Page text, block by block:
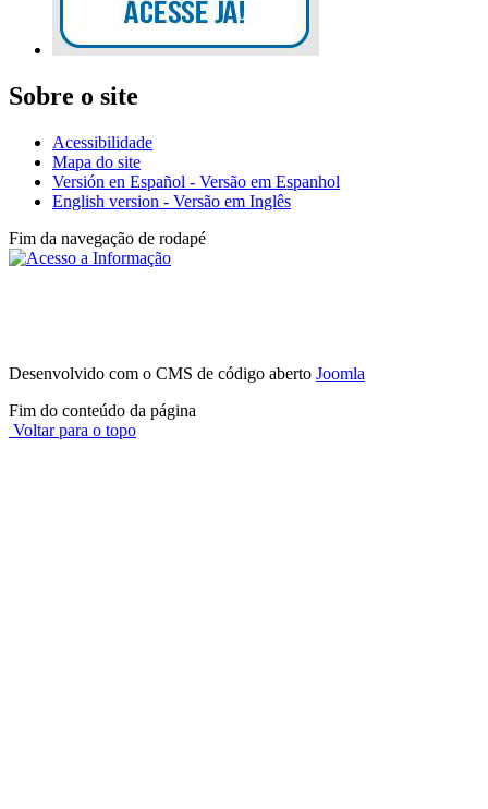
Sobre o site
Acessibilidade
Mapa do site
Versión en Español - Versão em Espanhol
English version - Versão em Inglês
Fim da navegação de rodapé
Desenvolvido com o CMS de código aberto Joomla
Fim do conteúdo da página
Voltar para o topo